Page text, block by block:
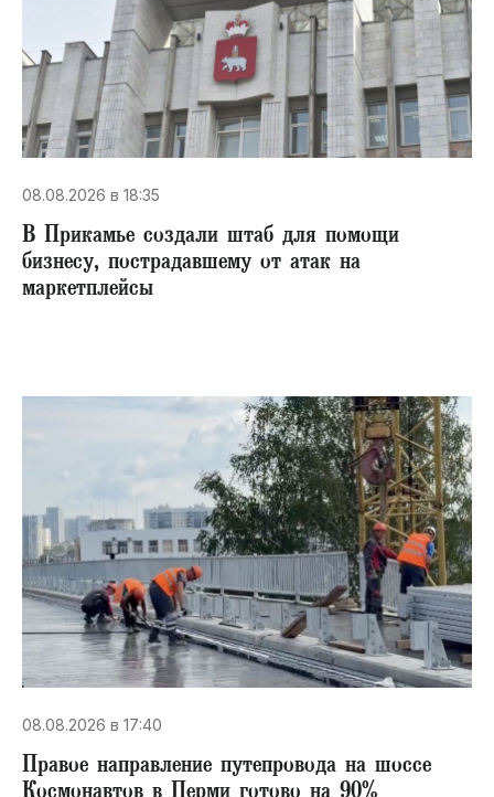
08.08.2026 в 18:35
В Прикамье создали штаб для помощи
бизнесу, пострадавшему от атак на
маркетплейсы
08.08.2026 в 17:40
Правое направление путепровода на шоссе